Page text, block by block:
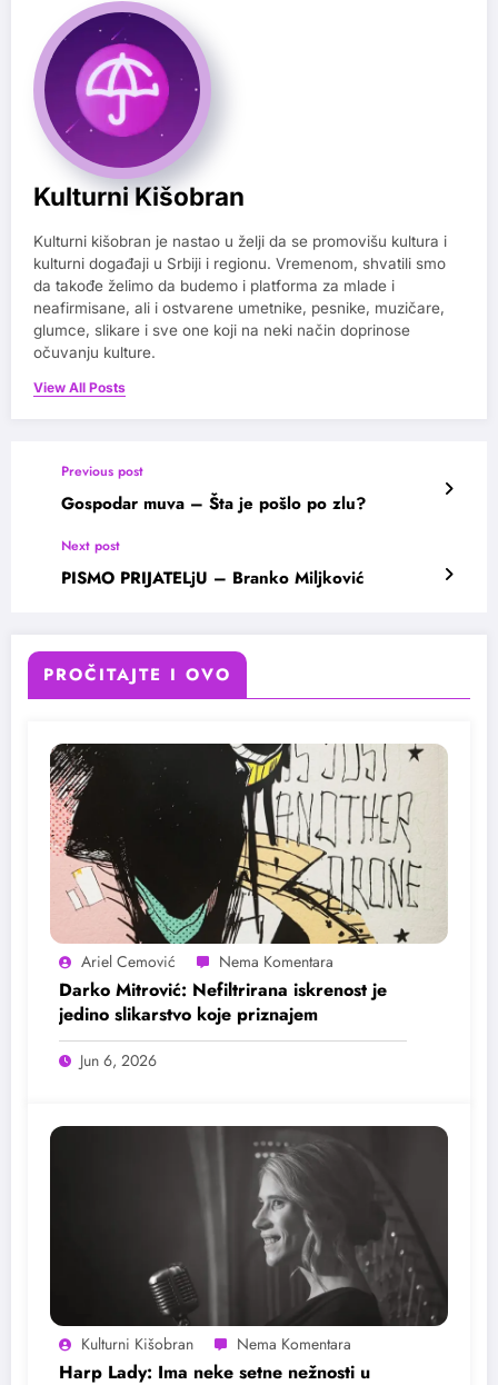
Kulturni Kišobran
Kulturni kišobran je nastao u želji da se promovišu kultura i
kulturni događaji u Srbiji i regionu. Vremenom, shvatili smo
da takođe želimo da budemo i platforma za mlade i
neafirmisane, ali i ostvarene umetnike, pesnike, muzičare,
glumce, slikare i sve one koji na neki način doprinose
očuvanju kulture.
View All Posts
Previous post
Gospodar muva – Šta je pošlo po zlu?
Next post
PISMO PRIJATELjU – Branko Miljković
PROČITAJTE I OVO
Ariel Cemović
Darko Mitrović: Nefiltrirana iskrenost je
jedino slikarstvo koje priznajem
Jun 6, 2026
Kulturni Kišobran
Harp Lady: Ima neke setne nežnosti u